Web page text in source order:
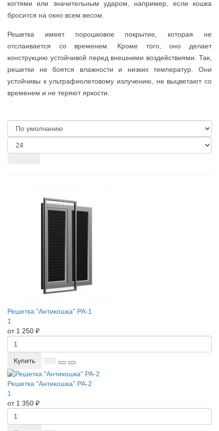
когтями или значительным ударом, например, если кошка
бросится на окно всем весом.
Решетка имеет порошковое покрытие, которая не
отслаивается со временем. Кроме того, оно делает
конструкцию устойчивой перед внешними воздействиями. Так,
решетки не боятся влажности и низких температур. Они
устойчивы к ультрафиолетовому излучению, не выцветают со
временем и не теряют яркости.
Решетка "Антикошка" РА-1
1
от 1 250 ₽
Купить
Решетка "Антикошка" РА-2
1
от 1 350 ₽